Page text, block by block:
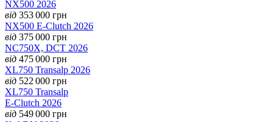
NX500 2026
від 353 000 грн
NX500 E-Clutch 2026
від 375 000 грн
NC750X, DCT 2026
від 475 000 грн
XL750 Transalp 2026
від 522 000 грн
XL750 Transalp
E-Clutch 2026
від 549 000 грн